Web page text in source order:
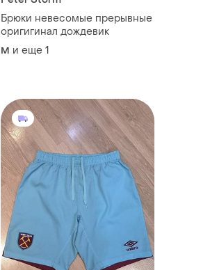
Брюки невесомые прерывные
оригигинал дождевик
M и еще 1